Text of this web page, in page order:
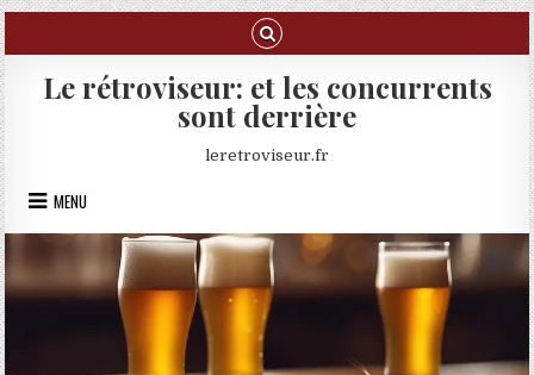
Skip to content
Le rétroviseur: et les concurrents
sont derrière
leretroviseur.fr
MENU